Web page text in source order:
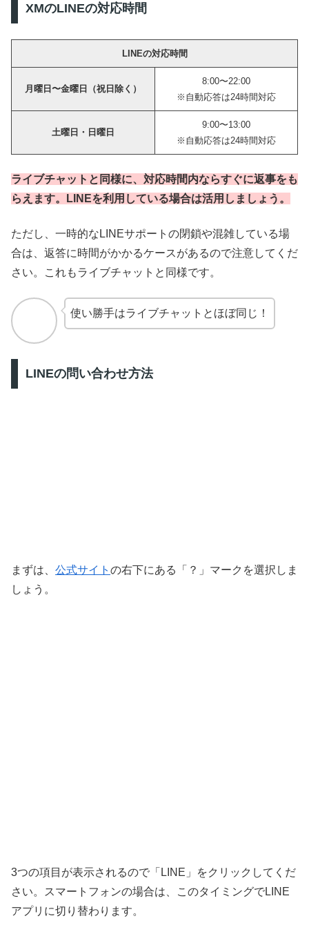
XMのLINEの対応時間
LINEの対応時間
月曜日〜金曜日（祝日除く）
8:00〜22:00
※自動応答は24時間対応
土曜日・日曜日
9:00〜13:00
※自動応答は24時間対応
ライブチャットと同様に、対応時間内ならすぐに返事をも
らえます。LINEを利用している場合は活用しましょう 。
ただし、一時的なLINEサポートの閉鎖や混雑している場
合は、返答に時間がかかるケースがあるので注意してくだ
さい。これもライブチャットと同様です。
使い勝手はライブチャットとほぼ同じ！
LINEの問い合わせ方法
まずは、 公式サイト の右下にある「？」マークを選択しま
しょう。
3つの項目が表示されるので「LINE」をクリックしてくだ
さい。スマートフォンの場合は、このタイミングでLINE
アプリに切り替わります。